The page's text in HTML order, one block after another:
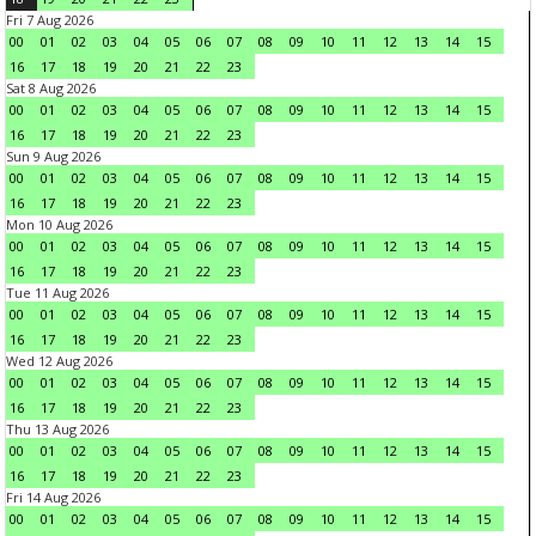
Fri 7 Aug 2026
00
01 02 03 04 05 06 07 08 09 10 11 12 13 14
15
16
17 18 19 20 21 22
23
Sat 8 Aug 2026
00
01 02 03 04 05 06 07 08 09 10 11 12 13 14
15
16
17 18 19 20 21 22
23
Sun 9 Aug 2026
00
01 02 03 04 05 06 07 08 09 10 11 12 13 14
15
16
17 18 19 20 21 22
23
Mon 10 Aug 2026
00
01 02 03 04 05 06 07 08 09 10 11 12 13 14
15
16
17 18 19 20 21 22
23
Tue 11 Aug 2026
00
01 02 03 04 05 06 07 08 09 10 11 12 13 14
15
16
17 18 19 20 21 22
23
Wed 12 Aug 2026
00
01 02 03 04 05 06 07 08 09 10 11 12 13 14
15
16
17 18 19 20 21 22
23
Thu 13 Aug 2026
00
01 02 03 04 05 06 07 08 09 10 11 12 13 14
15
16
17 18 19 20 21 22
23
Fri 14 Aug 2026
00
01 02 03 04 05 06 07 08 09 10 11 12 13 14
15